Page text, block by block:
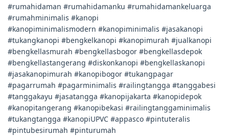
#rumahidaman #rumahidamanku #rumahidamankeluarga
#rumahminimalis #kanopi
#kanopiminimalismodern #kanopiminimalis #jasakanopi
#tukangkanopi #bengkelkanopi #kanopimurah #jualkanopi
#bengkellasmurah #bengkellasbogor #bengkellasdepok
#bengkellastangerang #diskonkanopi #bengkellaskanopi
#jasakanopimurah #kanopibogor #tukangpagar
#pagarrumah #pagarminimalis #railingtangga #tanggabesi
#tanggakayu #jasatangga #kanopijakarta #kanopidepok
#kanopitangerang #kanopibekasi #railingtanggaminimalis
#tukangtangga #kanopiUPVC #appasco #pintuteralis
#pintubesirumah #pinturumah